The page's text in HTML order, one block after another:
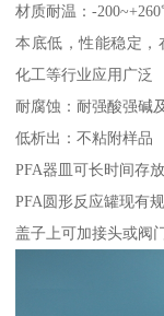
材质耐温：-
本底低，性能稳定，
化工等行业应用广泛
耐腐蚀：耐强酸强碱
低析出：不粘附样品
PFA器皿可长时间存
PFA圆形反应罐现有
盖子上可加接头或阀